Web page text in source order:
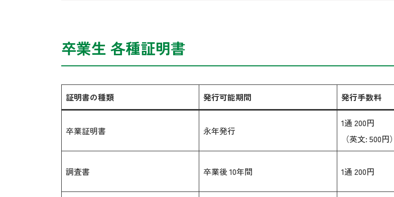
卒業生 各種証明書
証明書の種類 発行可能期間 発行手数料
卒業証明書 永年発行
1通 200円
（英文: 500円）
調査書 卒業後 10年間 1通 200円